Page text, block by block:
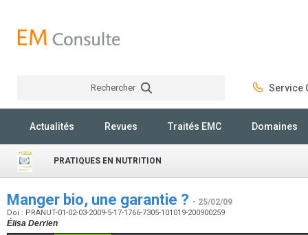
Rechercher Service
Actualités Revues Traités EMC Domaines
PRATIQUES EN NUTRITION
Manger bio, une garantie ? - 25/02/09
Doi : PRANUT-01-02-03-2009-5-17-1766-7305-101019-200900259
Élisa Derrien